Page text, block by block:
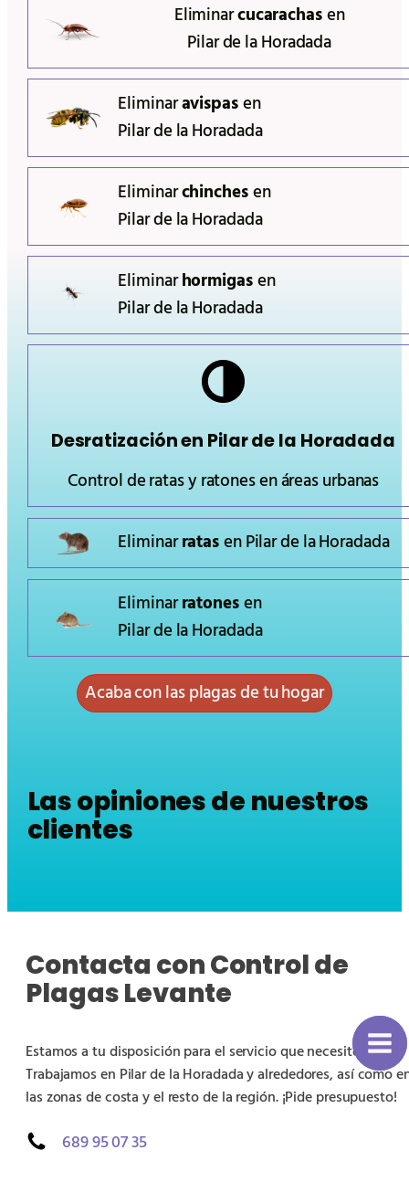
Eliminarcucarachasen
Pilar de la Horadada
Eliminaravispasen
Pilar de la Horadada
Eliminarchinchesen
Pilar de la Horadada
Eliminarhormigasen
Pilar de la Horadada
Desratización en Pilar de la Horadada
Control de ratas y ratones en áreas urbanas
EliminarratasenPilar de la Horadada
Eliminarratonesen
Pilar de la Horadada
Acaba con las plagas de tu hogar
Las opiniones de nuestros
clientes
Contacta con Control de
Plagas Levante
Estamos a tu disposición para el servicio que necesites.
Trabajamos en Pilar de la Horadada y alrededores, así como
las zonas de costa y el resto de la región. ¡Pide presupuesto!
689 95 07 35